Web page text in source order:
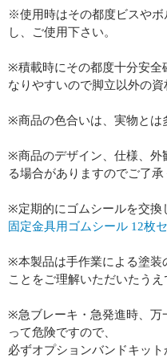
※使用時はその都度ビスや
し、ご使用下さい。
※積載時にその都度十分安全
なりやすいので脚立以外の資
※商品の色合いは、実物とは
※商品のデザイン、仕様、外
る場合がありますのでご了承
※定期的にゴムシールを交換
固定金具用ゴムシール 12枚
※本製品は手作業による塗装
ことをご理解いただいたうえ
※急ブレーキ・急発進時、万
って危険ですので、
必ずオプションバンドキッ